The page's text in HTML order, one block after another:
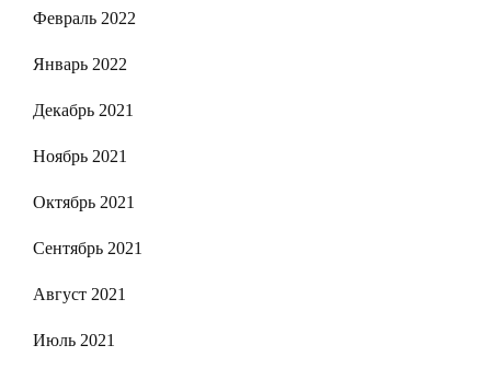
Февраль 2022
Январь 2022
Декабрь 2021
Ноябрь 2021
Октябрь 2021
Сентябрь 2021
Август 2021
Июль 2021